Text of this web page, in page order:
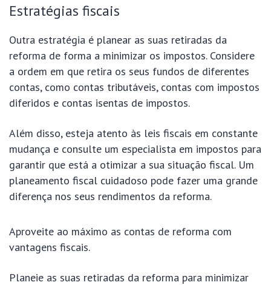
Estratégias fiscais
Outra estratégia é planear as suas retiradas da
reforma de forma a minimizar os impostos. Considere
a ordem em que retira os seus fundos de diferentes
contas, como contas tributáveis, contas com impostos
diferidos e contas isentas de impostos.
Além disso, esteja atento às leis fiscais em constante
mudança e consulte um especialista em impostos para
garantir que está a otimizar a sua situação fiscal. Um
planeamento fiscal cuidadoso pode fazer uma grande
diferença nos seus rendimentos da reforma.
Aproveite ao máximo as contas de reforma com
vantagens fiscais.
Planeie as suas retiradas da reforma para minimizar